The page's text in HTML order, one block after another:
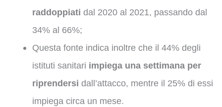
raddoppiati dal 2020 al 2021, passando dal
34% al 66%;
Questa fonte indica inoltre che il 44% degli
istituti sanitari impiega una settimana per
riprendersi dall’attacco, mentre il 25% di essi
impiega circa un mese.